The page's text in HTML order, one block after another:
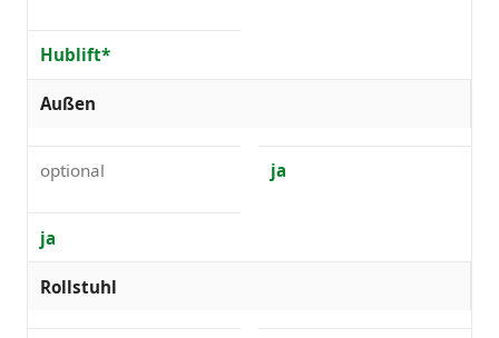
Hublift*
Außen
optional ja
ja
Rollstuhl